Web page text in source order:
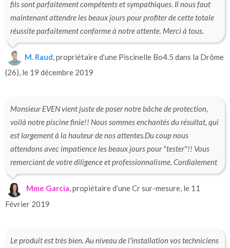
fils sont parfaitement compétents et sympathiques. Il nous faut
maintenant attendre les beaux jours pour profiter de cette totale
réussite parfaitement conforme à notre attente. Merci à tous.
M. Raud, propriétaire d’une Piscinelle Bo4.5 dans la Drôme
(26), le 19 décembre 2019
Monsieur EVEN vient juste de poser notre bâche de protection,
voilà notre piscine finie!! Nous sommes enchantés du résultat, qui
est largement à la hauteur de nos attentes.Du coup nous
attendons avec impatience les beaux jours pour "tester"!! Vous
remerciant de votre diligence et professionnalisme, Cordialement
Mme Garcia, propiétaire d’une Cr sur-mesure, le 11
Février 2019
Le produit est très bien. Au niveau de l'installation vos techniciens